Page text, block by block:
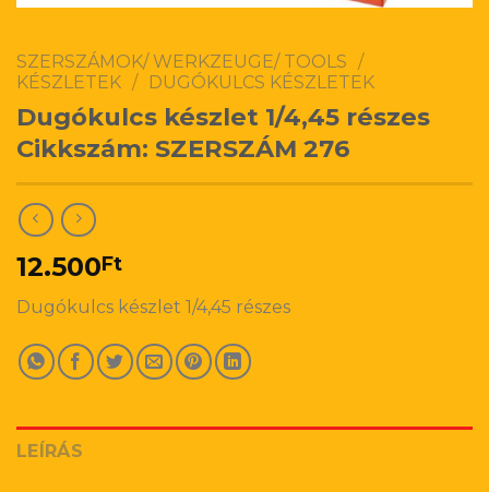
SZERSZÁMOK/ WERKZEUGE/ TOOLS
/
KÉSZLETEK / DUGÓKULCS KÉSZLETEK
Dugókulcs készlet 1/4,45 részes
Cikkszám: SZERSZÁM 276
12.500Ft
Dugókulcs készlet 1/4,45 részes
LEÍRÁS